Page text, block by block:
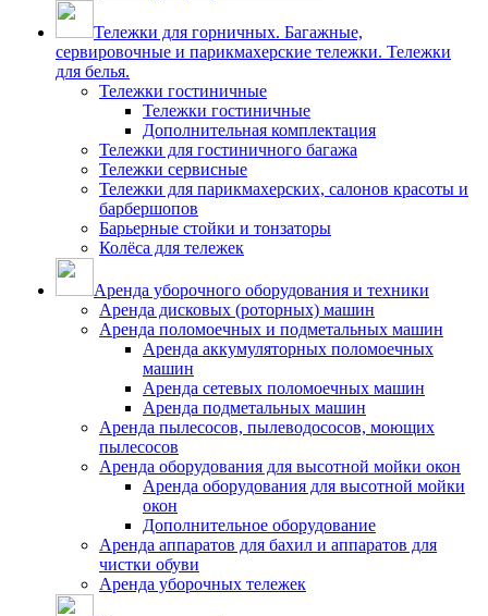
Тележки для горничных. Багажные,
сервировочные и парикмахерские тележки. Тележки
для белья.
Тележки гостиничные
Тележки гостиничные
Дополнительная комплектация
Тележки для гостиничного багажа
Тележки сервисные
Тележки для парикмахерских, салонов красоты и
барбершопов
Барьерные стойки и тонзаторы
Колёса для тележек
Аренда уборочного оборудования и техники
Аренда дисковых (роторных) машин
Аренда поломоечных и подметальных машин
Аренда аккумуляторных поломоечных
машин
Аренда сетевых поломоечных машин
Аренда подметальных машин
Аренда пылесосов, пылеводососов, моющих
пылесосов
Аренда оборудования для высотной мойки окон
Аренда оборудования для высотной мойки
окон
Дополнительное оборудование
Аренда аппаратов для бахил и аппаратов для
чистки обуви
Аренда уборочных тележек